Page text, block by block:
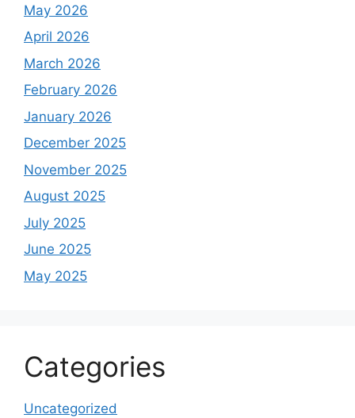
May 2026
April 2026
March 2026
February 2026
January 2026
December 2025
November 2025
August 2025
July 2025
June 2025
May 2025
Categories
Uncategorized